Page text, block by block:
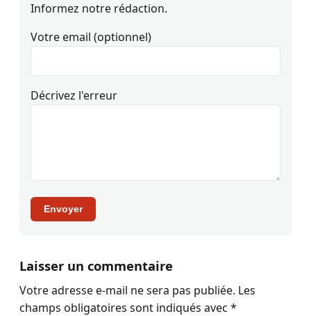
Informez notre rédaction.
Votre email (optionnel)
Décrivez l'erreur
Envoyer
Laisser un commentaire
Votre adresse e-mail ne sera pas publiée. Les
champs obligatoires sont indiqués avec *